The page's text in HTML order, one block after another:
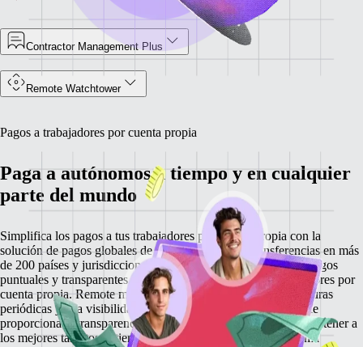
Contractor Management Plus
Remote Watchtower
Pagos a trabajadores por cuenta propia
Paga a autónomos a tiempo y en cualquier
parte del mundo
Simplifica los pagos a tus trabajadores por cuenta propia con la
solución de pagos globales de Remote. Gestiona transferencias en más
de 200 países y jurisdicciones con facilidad, con garantía de pagos
puntuales y transparentes en la moneda que elijan los trabajadores por
cuenta propia. Remote minimiza los retrasos gracias a las facturas
periódicas y a la visibilidad de los pagos en tiempo real, lo que
proporciona la transparencia y la tranquilidad necesarias para retener a
los mejores talentos al tiempo que amplías tu negocio de forma